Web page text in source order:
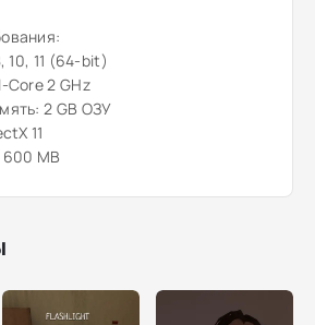
10, 11 (64-bit)
Core 2 GHz
2 GB ОЗУ
11
MB